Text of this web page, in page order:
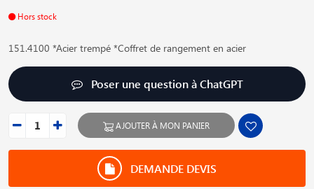
Hors stock
151.4100 *Acier trempé *Coffret de rangement en acier
Poser une question à ChatGPT
AJOUTER À MON PANIER
DEMANDE DEVIS